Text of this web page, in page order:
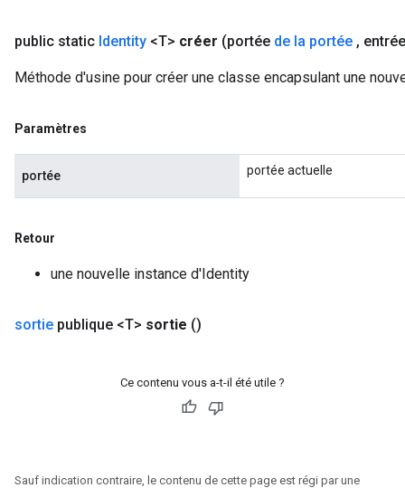
public static Identity <T> créer (portée de la portée ,
Méthode d'usine pour créer une classe encapsulant une
Paramètres
portée portée actuelle
Retour
une nouvelle instance d'Identity
sortie publique <T> sortie ()
Ce contenu vous a-t-il été utile ?
Sauf indication contraire, le contenu de cette page est régi par une